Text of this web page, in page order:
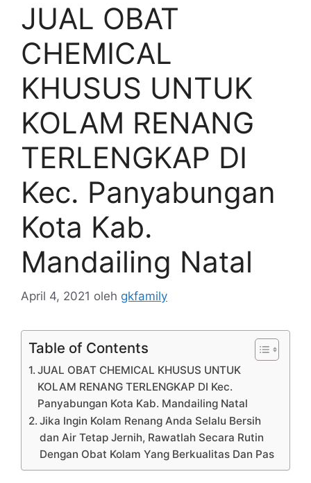
JUAL OBAT
CHEMICAL
KHUSUS UNTUK
KOLAM RENANG
TERLENGKAP DI
Kec. Panyabungan
Kota Kab.
Mandailing Natal
April 4, 2021 oleh gkfamily
Table of Contents
JUAL OBAT CHEMICAL KHUSUS UNTUK
KOLAM RENANG TERLENGKAP DI Kec.
Panyabungan Kota Kab. Mandailing Natal
Jika Ingin Kolam Renang Anda Selalu Bersih
dan Air Tetap Jernih, Rawatlah Secara Rutin
Dengan Obat Kolam Yang Berkualitas Dan Pas